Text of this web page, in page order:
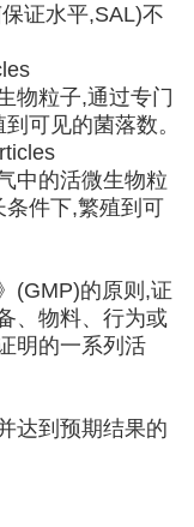
证水平,SAL)不
物粒子,通过专门
可见的菌落数。
中的活微生物粒
件下,繁殖到可
(GMP)的原则,证
、物料、行为或
明的一系列活
达到预期结果的